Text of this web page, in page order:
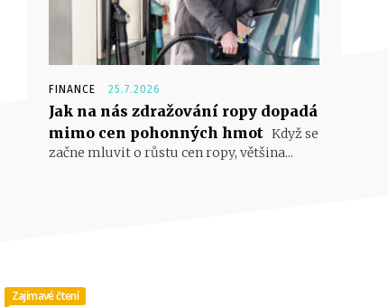
FINANCE 25.7.2026
Jak na nás zdražování ropy dopadá
mimo cen pohonných hmot Když se
začne mluvit o růstu cen ropy, většina...
Zajímavé čtení